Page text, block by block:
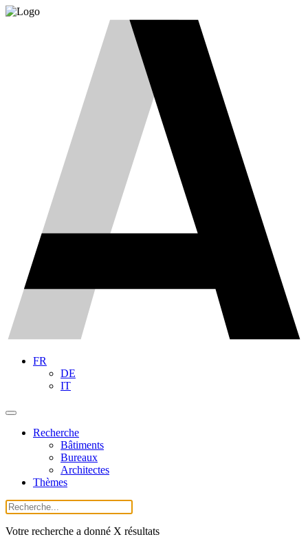
FR
DE
IT
Recherche
Bâtiments
Bureaux
Architectes
Thèmes
Votre recherche a donné X résultats